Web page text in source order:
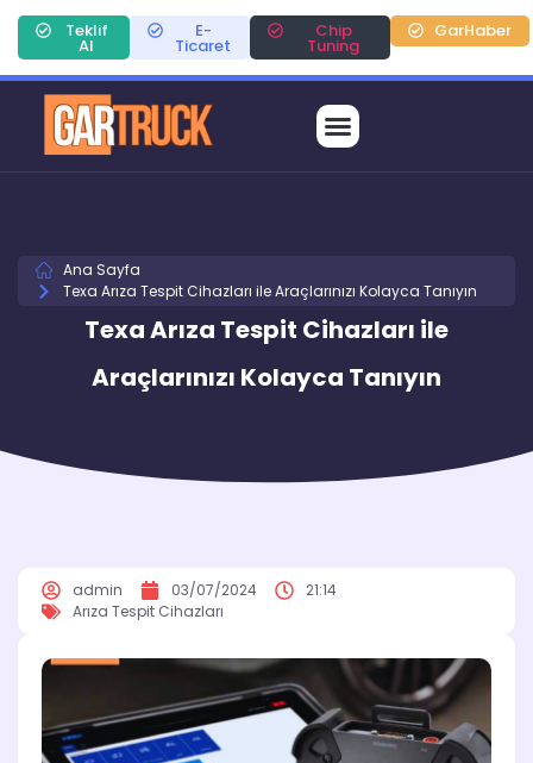
Teklif
Al
E-
Ticaret
Chip
Tuning
GarHaber
Ana Sayfa
Texa Arıza Tespit Cihazları ile Araçlarınızı Kolayca Tanıyın
Texa Arıza Tespit Cihazları ile
Araçlarınızı Kolayca Tanıyın
admin 03/07/2024
21:14
Arıza Tespit Cihazları